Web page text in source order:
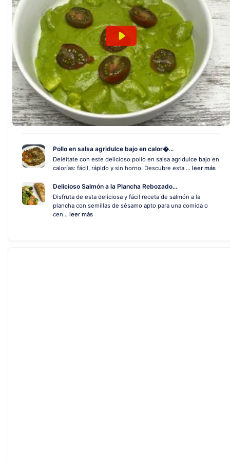
Pollo en salsa agridulce bajo en calor�...
Deléitate con este delicioso pollo en salsa agridulce bajo en
calorías: fácil, rápido y sin horno. Descubre esta ... leer más
Delicioso Salmón a la Plancha Rebozado...
Disfruta de esta deliciosa y fácil receta de salmón a la
plancha con semillas de sésamo apto para una comida o
cen... leer más